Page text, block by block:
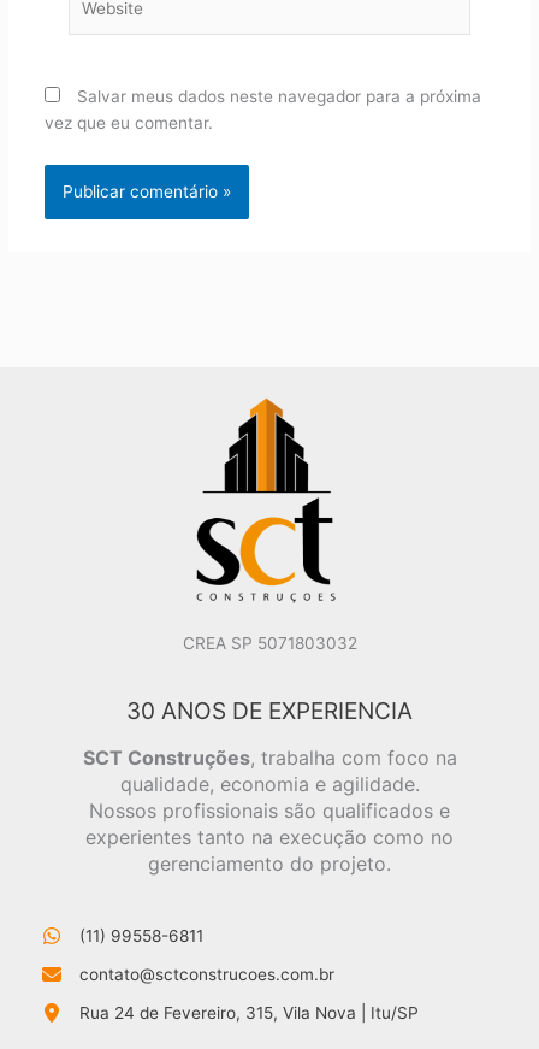
Salvar meus dados neste navegador para a próxima
vez que eu comentar.
CREA SP 5071803032
30 ANOS DE EXPERIENCIA
SCT Construções, trabalha com foco na
qualidade, economia e agilidade.
Nossos profissionais são qualificados e
experientes tanto na execução como no
gerenciamento do projeto.
(11) 99558-6811
contato@sctconstrucoes.com.br
Rua 24 de Fevereiro, 315, Vila Nova | Itu/SP